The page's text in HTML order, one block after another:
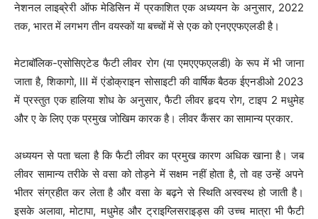
नेशनल लाइब्रेरी ऑफ मेडिसिन में प्रकाशित एक अध्ययन के अनुसार, 2022
तक, भारत में लगभग तीन वयस्कों या बच्चों में से एक को एनएएफएलडी है।
मेटाबॉलिक-एसोसिएटेड फैटी लीवर रोग (या एमएएफएलडी) के रूप में भी जाना
जाता है, शिकागो, III में एंडोक्राइन सोसाइटी की वार्षिक बैठक ईएनडीओ 2023
में प्रस्तुत एक हालिया शोध के अनुसार, फैटी लीवर हृदय रोग, टाइप 2 मधुमेह
और ए के लिए एक प्रमुख जोखिम कारक है। लीवर कैंसर का सामान्य प्रकार.
अध्ययन से पता चला है कि फैटी लीवर का प्रमुख कारण अधिक खाना है। जब
लीवर सामान्य तरीके से वसा को तोड़ने में सक्षम नहीं होता है, तो वह उन्हें अपने
भीतर संग्रहीत कर लेता है और वसा के बढ़ने से स्थिति अस्वस्थ हो जाती है।
इसके अलावा, मोटापा, मधुमेह और ट्राइग्लिसराइड्स की उच्च मात्रा भी फैटी